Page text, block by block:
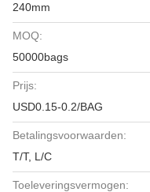
240mm
MOQ:
50000bags
Prijs:
USD0.15-0.2/BAG
Betalingsvoorwaarden:
T/T, L/C
Toeleveringsvermogen: